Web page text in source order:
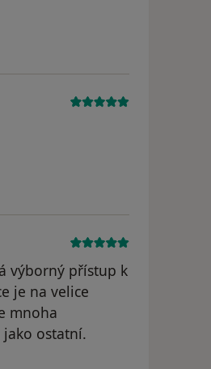
Ivanka Toneva
výborný přístup k
je na velice
mnoha
ostatní.